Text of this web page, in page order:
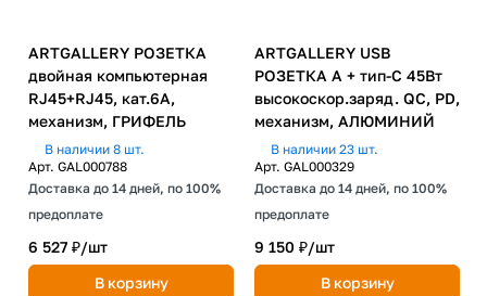
ARTGALLERY РОЗЕТКА
двойная компьютерная
RJ45+RJ45, кат.6А,
механизм, ГРИФЕЛЬ
В наличии 8 шт.
Арт. GAL000788
Доставка до 14 дней, по 100%
предоплате
6 527 ₽/шт
В корзину
ARTGALLERY USB
РОЗЕТКА A + тип-C 45Вт
высокоскор.заряд. QC, PD,
механизм, АЛЮМИНИЙ
В наличии 23 шт.
Арт. GAL000329
Доставка до 14 дней, по 100%
предоплате
9 150 ₽/шт
В корзину